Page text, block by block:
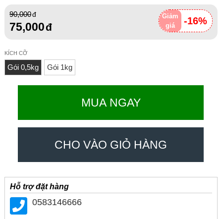
Giảm
giá
-16%
90,000
75,000
KÍCH CỠ
Gói 0,5kg Gói 1kg
MUA NGAY
CHO VÀO GIỎ HÀNG
Hỗ trợ đặt hàng
0583146666